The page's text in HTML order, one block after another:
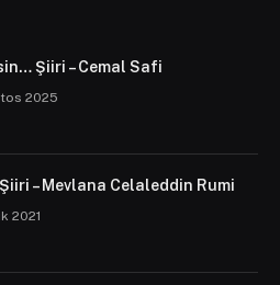
Şiiri – Cemal Safi
2025
Şiiri – Mevlana Celaleddin Rumi
2021